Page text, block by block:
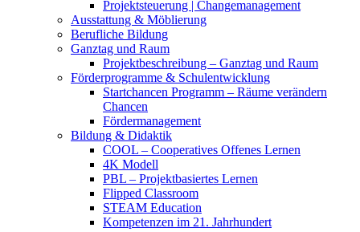
Projektsteuerung | Changemanagement
Ausstattung & Möblierung
Berufliche Bildung
Ganztag und Raum
Projektbeschreibung – Ganztag und Raum
Förderprogramme & Schulentwicklung
Startchancen Programm – Räume verändern
Chancen
Fördermanagement
Bildung & Didaktik
COOL – Cooperatives Offenes Lernen
4K Modell
PBL – Projektbasiertes Lernen
Flipped Classroom
STEAM Education
Kompetenzen im 21. Jahrhundert